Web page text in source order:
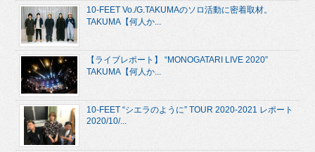
10-FEET Vo./G.TAKUMAのソロ活動に密着取材。
TAKUMA【何人か...
【ライブレポート】 “MONOGATARI LIVE 2020”
TAKUMA【何人か...
10-FEET “シエラのように” TOUR 2020-2021 レポート
2020/10/...